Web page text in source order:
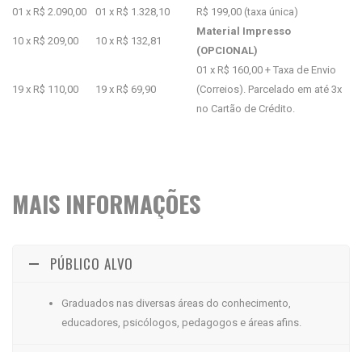
01 x R$ 2.090,00 01 x R$ 1.328,10 R$ 199,00 (taxa única)
10 x R$ 209,00 10 x R$ 132,81
Material Impresso
(OPCIONAL)
19 x R$ 110,00 19 x R$ 69,90
01 x R$ 160,00 + Taxa de Envio
(Correios). Parcelado em até 3x
no Cartão de Crédito.
MAIS INFORMAÇÕES
PÚBLICO ALVO
Graduados nas diversas áreas do conhecimento,
educadores, psicólogos, pedagogos e áreas afins.